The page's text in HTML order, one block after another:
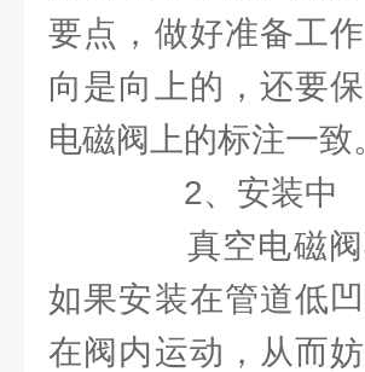
要点，做好准备工
向是向上的，还要
电磁阀上的标注一致
2、安装中
真空电磁阀
如果安装在管道低
在阀内运动，从而